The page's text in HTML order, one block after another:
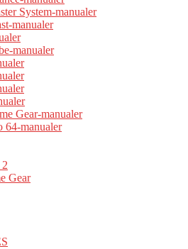
System-manualer
manualer
manualer
Gear-manualer
64-manualer
Gear